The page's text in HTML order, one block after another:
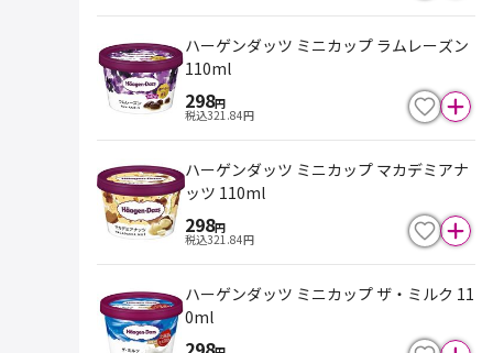
ハーゲンダッツ ミニカップ ラムレーズン
110ml
298円
税込321.84円
ハーゲンダッツ ミニカップ マカデミアナ
ッツ 110ml
298円
税込321.84円
ハーゲンダッツ ミニカップ ザ・ミルク 11
0ml